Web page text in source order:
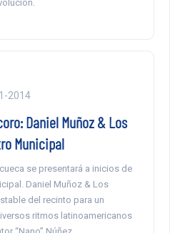
2014
Daniel Muñoz & Los
Municipal
se presentará a inicios de
Daniel Muñoz & Los
del recinto para un
ritmos latinoamericanos